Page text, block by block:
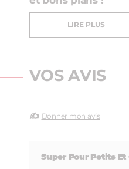
LIRE PLUS
VOS AVIS
✍️ Donner mon avis
Super Pour Petits Et